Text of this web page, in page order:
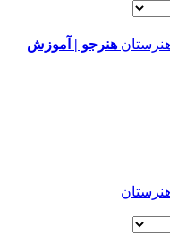
هنرجو | آموزش